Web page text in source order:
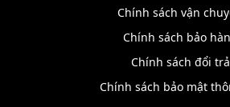
Chính sách vận
Chính sách bảo
Chính sách đổi trả
Chính sách bảo mật